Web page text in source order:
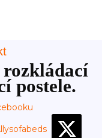
rozkládací
postele.